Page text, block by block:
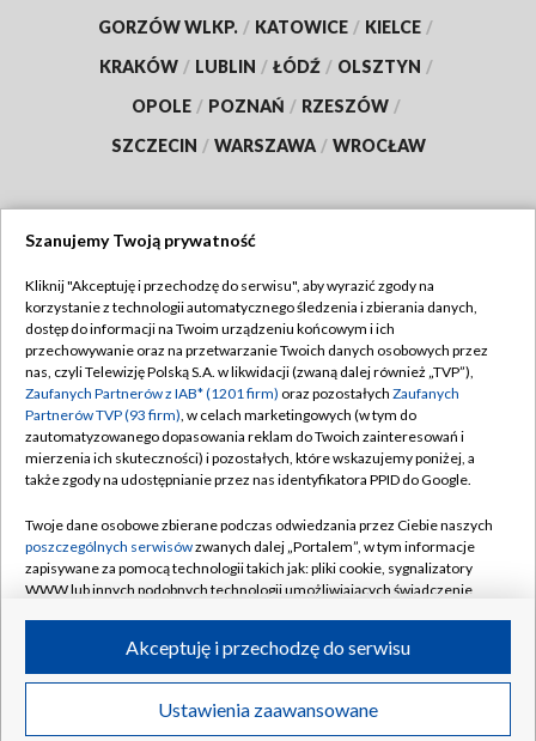
GORZÓW WLKP. / KATOWICE / KIELCE /
KRAKÓW / LUBLIN / ŁÓDŹ / OLSZTYN /
OPOLE / POZNAŃ / RZESZÓW /
SZCZECIN / WARSZAWA / WROCŁAW
TVP
Abonament TVP
Emisja w TVP
Centrum informacji TVP
Naziemna Telewizja Cyfrowa
Rada Programowa
System NOS
Informacje o nadawcy
Program dla prasy
Ogłoszenie przetargowe
Regulamin TVP
Polityka prywatności
Moje zgody
Pomoc
Kontakt
Kanały
©2026 Telewizja Polska S.A. w likwidacji
Szanujemy Twoją prywatność
Kliknij "Akceptuję i przechodzę do serwisu", aby wyrazić zgody na
korzystanie z technologii automatycznego śledzenia i zbierania danych,
dostęp do informacji na Twoim urządzeniu końcowym i ich
przechowywanie oraz na przetwarzanie Twoich danych osobowych przez
nas, czyli Telewizję Polską S.A. w likwidacji (zwaną dalej również „TVP”),
Zaufanych Partnerów z IAB* (1201 firm) oraz pozostałych Zaufanych
Partnerów TVP (93 firm), w celach marketingowych (w tym do
zautomatyzowanego dopasowania reklam do Twoich zainteresowań i
mierzenia ich skuteczności) i pozostałych, które wskazujemy poniżej, a
także zgody na udostępnianie przez nas identyfikatora PPID do Google.
Twoje dane osobowe zbierane podczas odwiedzania przez Ciebie naszych
poszczególnych serwisówzwanych dalej „Portalem”, w tym informacje
zapisywane za pomocą technologii takich jak: pliki cookie, sygnalizatory
WWW lub innych podobnych technologii umożliwiających świadczenie
ruchu w Internecie.
Twoje dane osobowe zbierane podczas odwiedzania przez Ciebie
poszczególnych serwisówna Portalu, takie jak adresy IP, identyfikatory
Ustawienia zaawansowane
Akceptuję i przechodzę do serwisu